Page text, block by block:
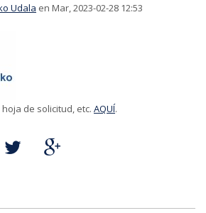
Udala en Mar, 2023-02-28 12:53
de solicitud, etc. AQUÍ.
el 6 de marzo